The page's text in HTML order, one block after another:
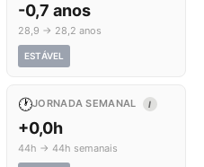
-0,7 anos
28,9 → 28,2 anos
ESTÁVEL
🕐JORNADA SEMANAL I
+0,0h
44h → 44h semanais